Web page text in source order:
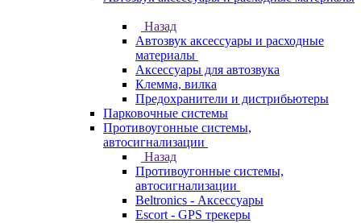
Назад
Автозвук аксессуары и расходные
материалы
Аксессуары для автозвука
Клемма, вилка
Предохранители и дистрибьютеры
Парковочные системы
Противоугонные системы,
автосигнализации
Назад
Противоугонные системы,
автосигнализации
Beltronics - Аксессуары
Escort - GPS трекеры